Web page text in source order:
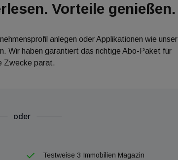
Vorteile genießen.
anlegen oder Applikationen wie unser
Wir haben garantiert das richtige Abo-Paket für
Zwecke parat.
oder
Testweise 3 Immobilien Magazin